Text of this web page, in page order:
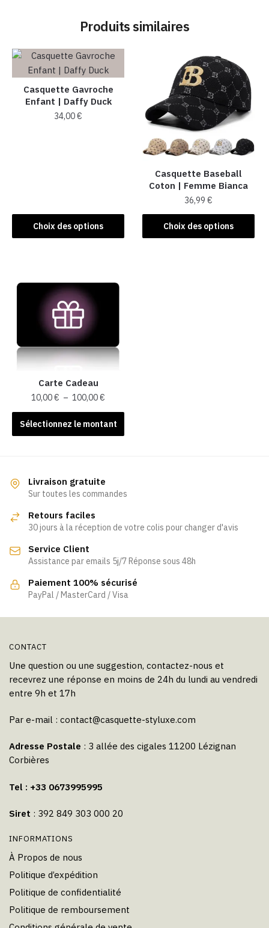
Produits similaires
Casquette Gavroche
Enfant | Daffy Duck
34,00€
Choix des options
options
peuvent
sur
la
page
du
produit
Casquette Baseball
Coton | Femme Bianca
36,99€
Choix des options
Ce
produit
Carte Cadeau
10,00€ – 100,00€
de
prix :
10,00 €
Sélectionnez le montant
Ce
produit
variations.
Les
peuvent
choisies
sur
la
page
Livraison gratuite
Sur toutes les commandes
Retours faciles
30 jours à la réception de votre colis pour changer d'avis
Service Client
Assistance par emails 5j/7 Réponse sous 48h
Paiement 100% sécurisé
PayPal / MasterCard / Visa
CONTACT
Une question ou une suggestion, contactez-nous et
recevrez une réponse en moins de 24h du lundi au vendredi
entre 9h et 17h
Par e-mail : contact@casquette-styluxe.com
Adresse Postale : 3 allée des cigales 11200 Lézignan
Corbières
Tel : +33 0673995995
Siret : 392 849 303 000 20
INFORMATIONS
À Propos de nous
Politique d’expédition
Politique de confidentialité
Politique de remboursement